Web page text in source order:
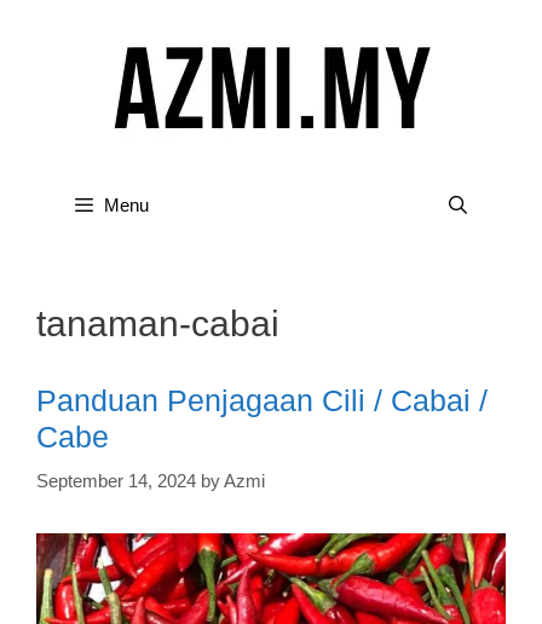
Menu
tanaman-cabai
Panduan Penjagaan Cili / Cabai /
Cabe
September 14, 2024 byAzmi